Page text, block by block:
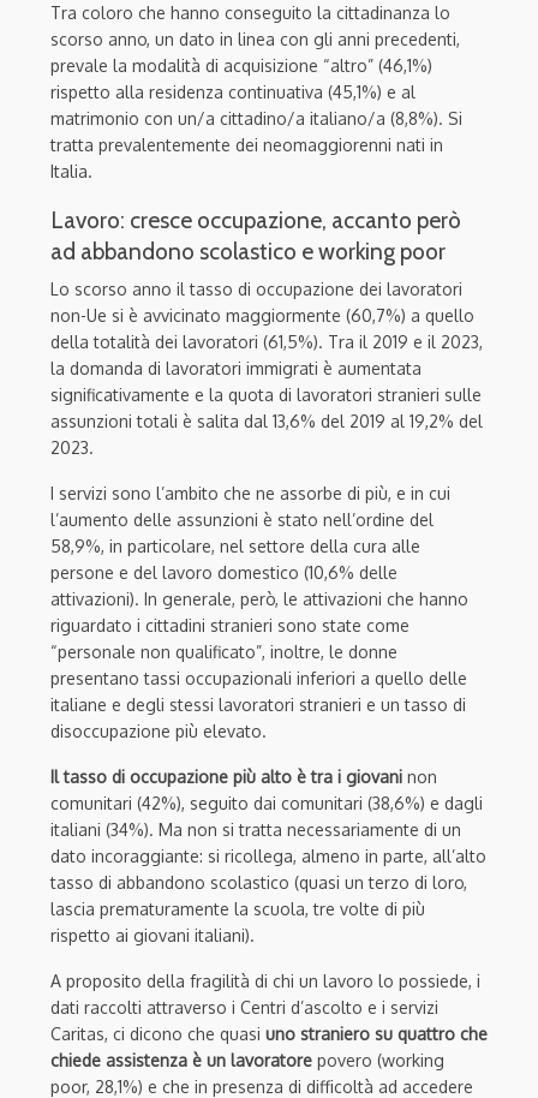
Tra coloro che hanno conseguito la cittadinanza lo
scorso anno, un dato in linea con gli anni precedenti,
prevale la modalità di acquisizione “altro” (46,1%)
rispetto alla residenza continuativa (45,1%) e al
matrimonio con un/a cittadino/a italiano/a (8,8%). Si
tratta prevalentemente dei neomaggiorenni nati in
Italia.
Lavoro: cresce occupazione, accanto però
ad abbandono scolastico e working poor
Lo scorso anno il tasso di occupazione dei lavoratori
non-Ue si è avvicinato maggiormente (60,7%) a quello
della totalità dei lavoratori (61,5%). Tra il 2019 e il 2023,
la domanda di lavoratori immigrati è aumentata
significativamente e la quota di lavoratori stranieri sulle
assunzioni totali è salita dal 13,6% del 2019 al 19,2% del
2023.
I servizi sono l’ambito che ne assorbe di più, e in cui
l’aumento delle assunzioni è stato nell’ordine del
58,9%, in particolare, nel settore della cura alle
persone e del lavoro domestico (10,6% delle
attivazioni). In generale, però, le attivazioni che hanno
riguardato i cittadini stranieri sono state come
“personale non qualificato”, inoltre, le donne
presentano tassi occupazionali inferiori a quello delle
italiane e degli stessi lavoratori stranieri e un tasso di
disoccupazione più elevato.
Il tasso di occupazione più alto è tra i giovani non
comunitari (42%), seguito dai comunitari (38,6%) e dagli
italiani (34%). Ma non si tratta necessariamente di un
dato incoraggiante: si ricollega, almeno in parte, all’alto
tasso di abbandono scolastico (quasi un terzo di loro,
lascia prematuramente la scuola, tre volte di più
rispetto ai giovani italiani).
A proposito della fragilità di chi un lavoro lo possiede, i
dati raccolti attraverso i Centri d’ascolto e i servizi
Caritas, ci dicono che quasi uno straniero su quattro che
chiede assistenza è un lavoratore povero (working
poor, 28,1%) e che in presenza di difficoltà ad accedere